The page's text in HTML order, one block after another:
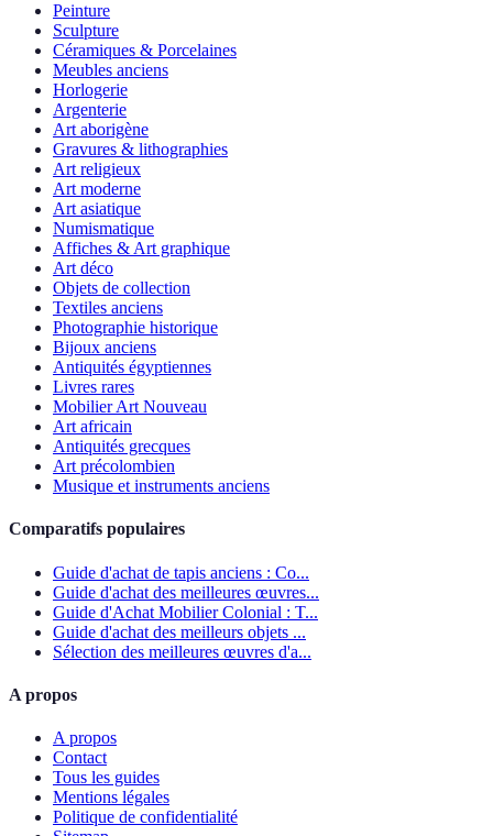
Peinture
Sculpture
Céramiques & Porcelaines
Meubles anciens
Horlogerie
Argenterie
Art aborigène
Gravures & lithographies
Art religieux
Art moderne
Art asiatique
Numismatique
Affiches & Art graphique
Art déco
Objets de collection
Textiles anciens
Photographie historique
Bijoux anciens
Antiquités égyptiennes
Livres rares
Mobilier Art Nouveau
Art africain
Antiquités grecques
Art précolombien
Musique et instruments anciens
Comparatifs populaires
Guide d'achat de tapis anciens : Co...
Guide d'achat des meilleures œuvres...
Guide d'Achat Mobilier Colonial : T...
Guide d'achat des meilleurs objets ...
Sélection des meilleures œuvres d'a...
A propos
A propos
Contact
Tous les guides
Mentions légales
Politique de confidentialité